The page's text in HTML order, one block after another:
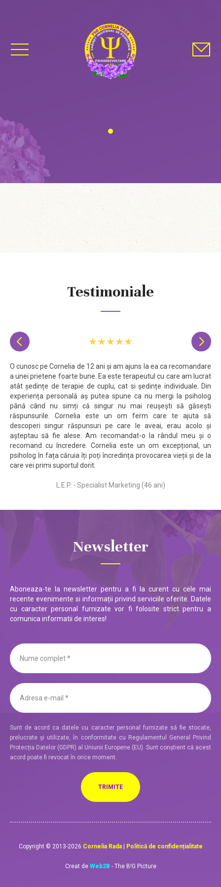
Testimoniale
★★★★★
O cunosc pe Cornelia de 12 ani și am ajuns la ea ca recomandare
a unei prietene foarte bune. Ea este terapeutul cu care am lucrat
atât ședințe de terapie de cuplu, cat si ședințe individuale. Din
experiența personală aș putea spune ca nu mergi la psiholog
până când nu simți că singur nu mai reușești să găsești
răspunsurile. Cornelia este un om ferm care te ajuta să
descoperi singur răspunsuri pe care le aveai, erau acolo și
așteptau să fie alese. Am recomandat-o la rândul meu și o
recomand cu încredere. Cornelia este un om excepțional, un
psiholog în fața căruia îți poți încredința provocarea vieții și de la
care vei primi suportul dorit.
L.E.P. - Specialist Marketing (46 ani)
 
Newsletter
Aboneaza-te la newsletter pentru a fi la curent cu cele mai
recente evenimente si informații privind serviciile oferite. Datele
cu caracter personal furnizate vor fi folosite strict pentru a
comunica informatii de interes!
Sunt de acord ca datele cu caracter personal furnizate să fie stocate,
prelucrate și utilizate, în conformitate cu Regulamentul General Privind
Protecția Datelor (GDPR) al Uniunii Europene (EU). Sunt conștient că acest
acord poate fi revocat în orice moment.
Copyright © 2013-2026 Cornelia Rada| Politică de confidențialitate
Creat de Web2B - The B!G Picture